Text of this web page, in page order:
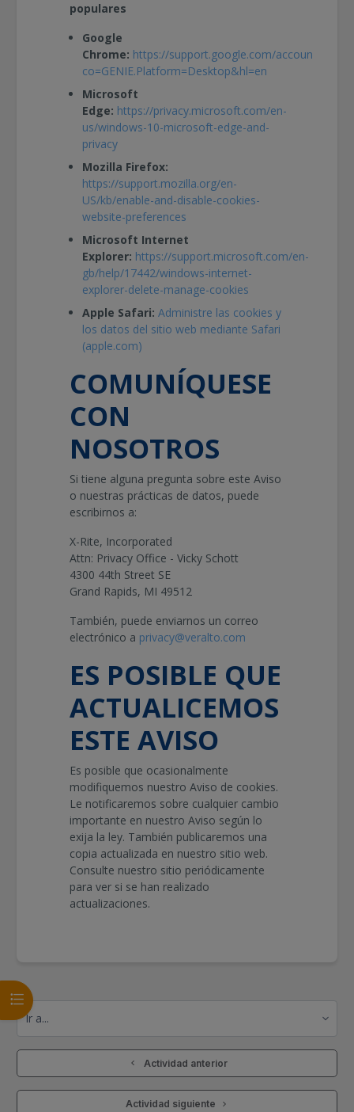
Abrir índice del curso
populares
Google
Chrome: https://support.google.com/accounts/
co=GENIE.Platform=Desktop&hl=en
Microsoft
Edge: https://privacy.microsoft.com/en-
us/windows-10-microsoft-edge-and-
privacy
Mozilla Firefox:
https://support.mozilla.org/en-
US/kb/enable-and-disable-cookies-
website-preferences
Microsoft Internet
Explorer: https://support.microsoft.com/en-
gb/help/17442/windows-internet-
explorer-delete-manage-cookies
Apple Safari: Administre las cookies y
los datos del sitio web mediante Safari
(apple.com)
COMUNÍQUESE
CON
NOSOTROS
Si tiene alguna pregunta sobre este Aviso
o nuestras prácticas de datos, puede
escribirnos a:
X-Rite, Incorporated
Attn: Privacy Office - Vicky Schott
4300 44th Street SE
Grand Rapids, MI 49512
También, puede enviarnos un correo
electrónico a privacy@veralto.com
ES POSIBLE QUE
ACTUALICEMOS
ESTE AVISO
Es posible que ocasionalmente
modifiquemos nuestro Aviso de cookies.
Le notificaremos sobre cualquier cambio
importante en nuestro Aviso según lo
exija la ley. También publicaremos una
copia actualizada en nuestro sitio web.
Consulte nuestro sitio periódicamente
para ver si se han realizado
actualizaciones.
  Actividad anterior
Actividad siguiente